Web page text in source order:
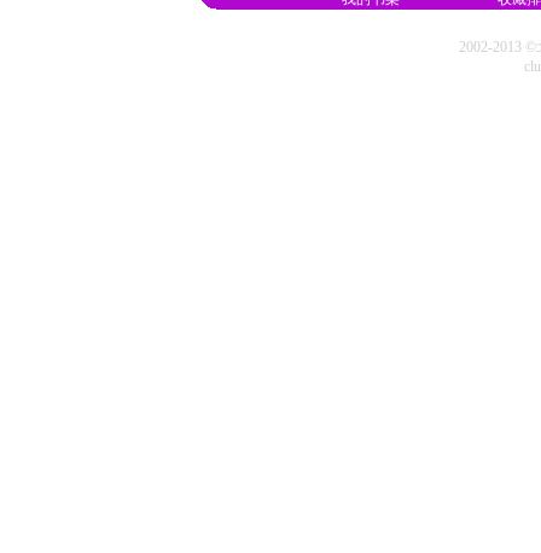
2002-2013